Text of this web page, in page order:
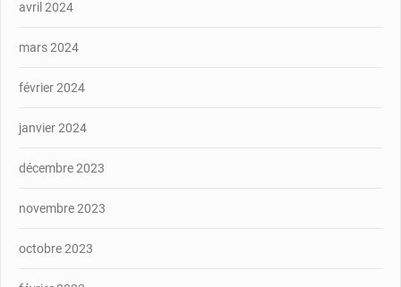
avril 2024
mars 2024
février 2024
janvier 2024
décembre 2023
novembre 2023
octobre 2023